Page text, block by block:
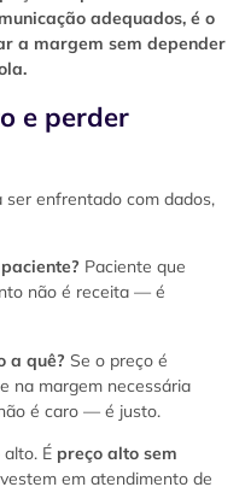
adequados, é o
a margem sem depender
e perder
enfrentado com dados,
Paciente que
não é receita — é
a quê? Se o preço é
na margem necessária
é caro — é justo.
É preço alto sem
em atendimento de